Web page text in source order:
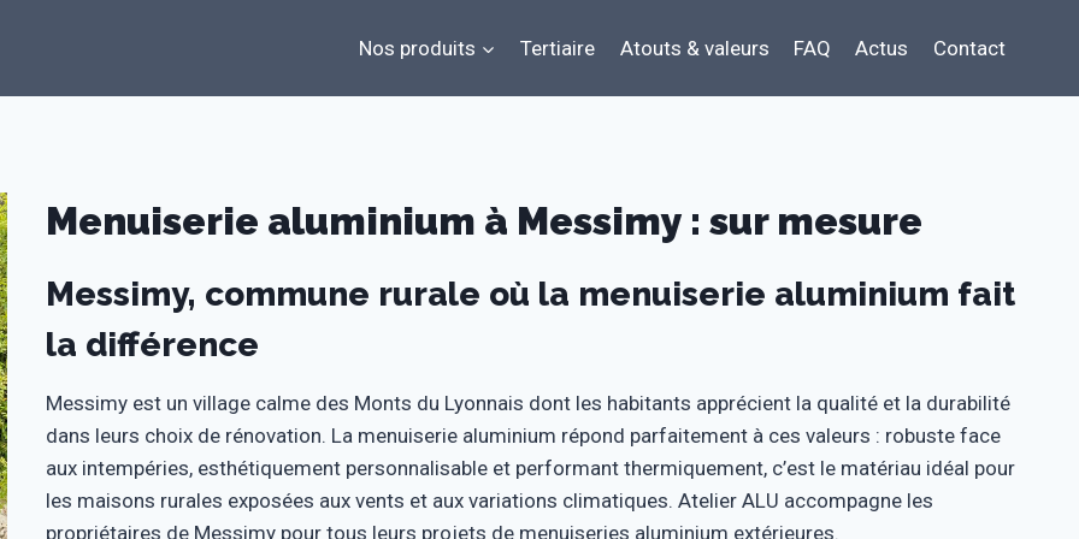
Nos produits Tertiaire Atouts & valeurs FAQ Actus Contact
Menuiserie aluminium à Messimy : sur mesure
Messimy, commune rurale où la menuiserie aluminium fait
la différence
Messimy est un village calme des Monts du Lyonnais dont les habitants apprécient la qualité et la durabilité
dans leurs choix de rénovation. La menuiserie aluminium répond parfaitement à ces valeurs : robuste face
aux intempéries, esthétiquement personnalisable et performant thermiquement, c’est le matériau idéal pour
les maisons rurales exposées aux vents et aux variations climatiques. Atelier ALU accompagne les
propriétaires de Messimy pour tous leurs projets de menuiseries aluminium extérieures.